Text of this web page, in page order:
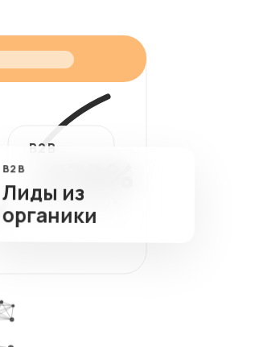
B2B
B2B-ЗАЯВОК
B2B
Лиды из
органики